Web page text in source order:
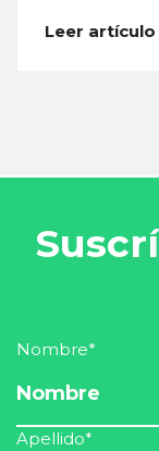
Leer artículo
Nombre*
Apellido*